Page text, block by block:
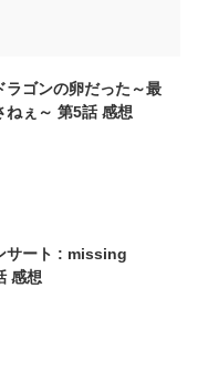
ラゴンの卵だった～最
ねぇ～ 第5話 感想
サート : missing
感想